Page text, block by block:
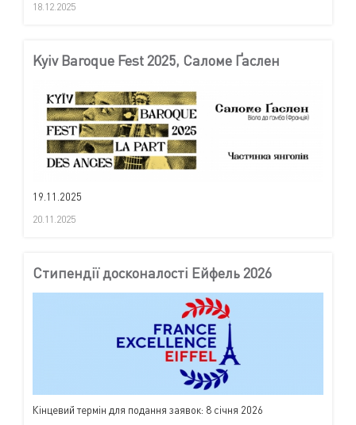
18.12.2025
Kyiv Baroque Fest 2025, Саломе Ґаслен
19.11.2025
20.11.2025
Стипендії досконалості Ейфель 2026
Кінцевий термін для подання заявок: 8 січня 2026